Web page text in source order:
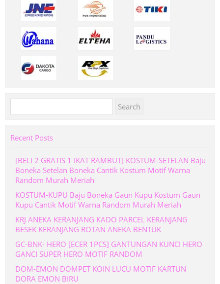
for:
Recent Posts
[BELI 2 GRATIS 1 IKAT RAMBUT] KOSTUM-SETELAN Baju
Boneka Setelan Boneka Cantik Kostum Motif Warna
Random Murah Meriah
KOSTUM-KUPU Baju Boneka Gaun Kupu Kostum Gaun
Kupu Cantik Motif Warna Random Murah Meriah
KRJ ANEKA KERANJANG KADO PARCEL KERANJANG
BESEK KERANJANG ROTAN ANEKA BENTUK
GC-BNK- HERO [ECER 1PCS] GANTUNGAN KUNCI HERO
GANCI SUPER HERO MOTIF RANDOM
DOM-EMON DOMPET KOIN LUCU MOTIF KARTUN
DORA EMON BIRU